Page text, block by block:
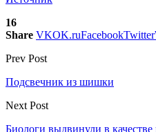
16
Share VKOK.ruFacebookTwitter
Prev Post
Подсвечник из шишки
Next Post
Биологи выдвинули в качестве